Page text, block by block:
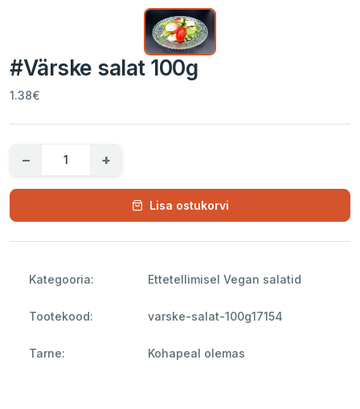
#Värske salat 100g
1.38€
− +
Lisa ostukorvi
Kategooria: Ettetellimisel Vegan salatid
Tootekood: varske-salat-100g17154
Tarne: Kohapeal olemas